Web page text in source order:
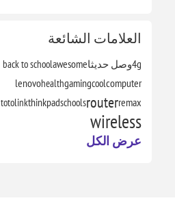
العلامات الشائعة
4gوصل حديثاawesome
back to school
computer
cool
gaming
health
lenovo
remax
router
schools
thinkpad
totolink
wireless
عرض الكل